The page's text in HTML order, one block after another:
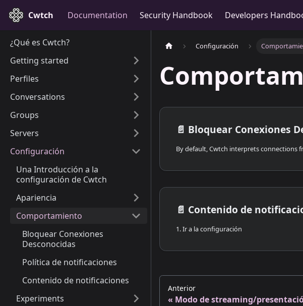
Cwtch Documentation Security Handbook Developers
¿Qué es Cwtch?
Getting started
Perfiles
Conversations
Groups
Servers
Configuración
Una Introducción a la
configuración de Cwtch
Apariencia
Comportamiento
Bloquear Conexiones
Desconocidas
Política de notificaciones
Contenido de notificaciones
Experiments
Configuración
📄️ Bloquear Conexiones
📄️ Contenido de
1. Ir a la configuración
Anterior
Modo de streaming/